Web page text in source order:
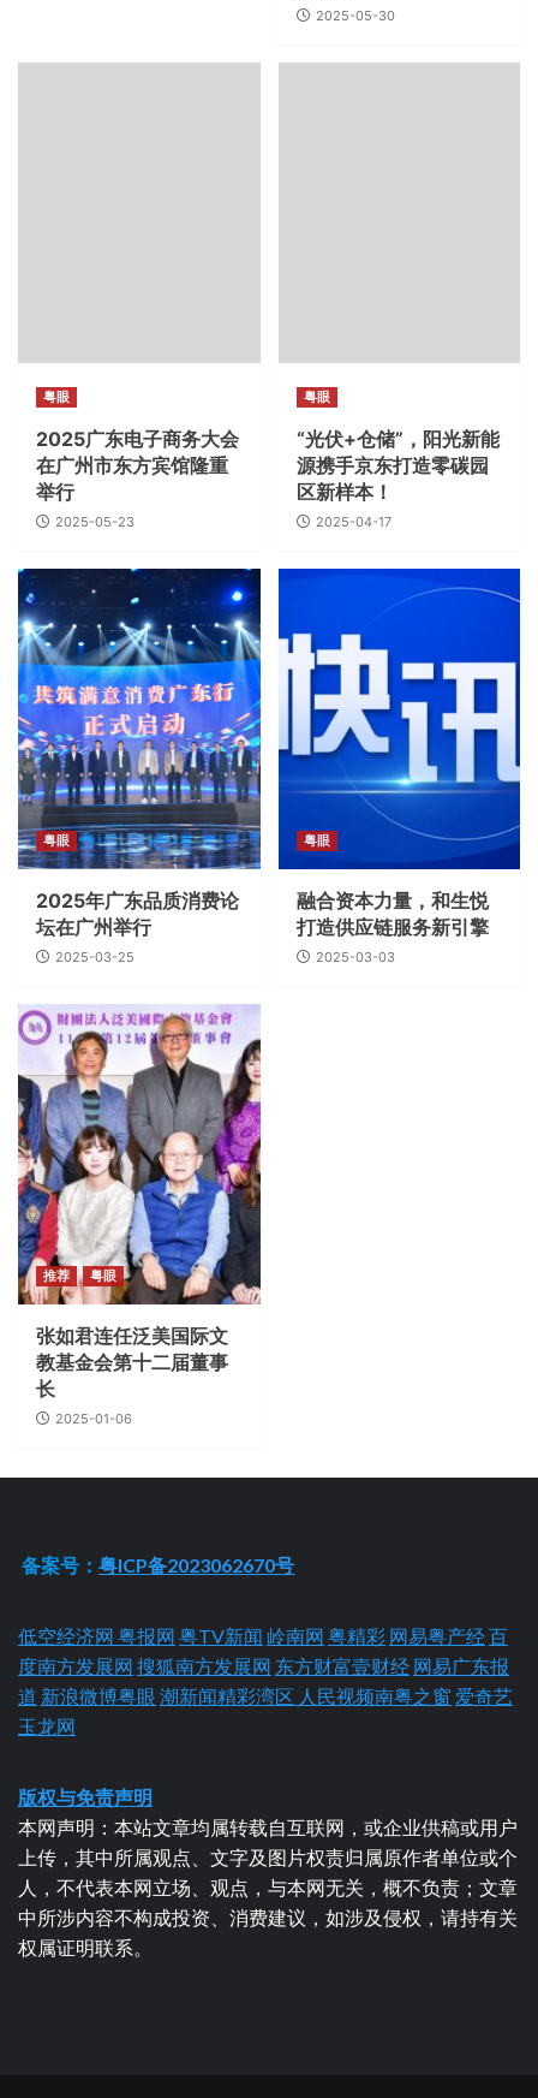
2025-05-30
粤眼
2025广东电子商务大会
在广州市东方宾馆隆重
举行
2025-05-23
粤眼
“光伏+仓储”，‌阳光新能
源携手京东打造零碳园
区新样本！
2025-04-17
粤眼
2025年广东品质消费论
坛在广州举行
2025-03-25
粤眼
融合资本力量，和生悦
打造供应链服务新引擎
2025-03-03
推荐 粤眼
张如君连任泛美国际文
教基金会第十二届董事
长
2025-01-06
备案号：粤ICP备2023062670号
低空经济网 粤报网 粤TV新闻 岭南网 粤精彩 网易粤产经百
度南方发展网 搜狐南方发展网 东方财富壹财经 网易广东报
道 新浪微博粤眼 潮新闻精彩湾区 人民视频南粤之窗 爱奇艺
玉龙网
版权与免责声明
本网声明：本站文章均属转载自互联网，或企业供稿或用户
上传，其中所属观点、文字及图片权责归属原作者单位或个
人，不代表本网立场、观点，与本网无关，概不负责；文章
中所涉内容不构成投资、消费建议，如涉及侵权，请持有关
权属证明联系。